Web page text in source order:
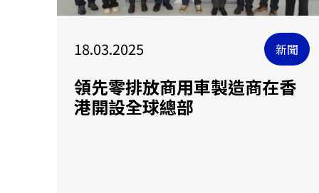
18.03.2025 新聞
領先零排放商用車製造商在香
港開設全球總部